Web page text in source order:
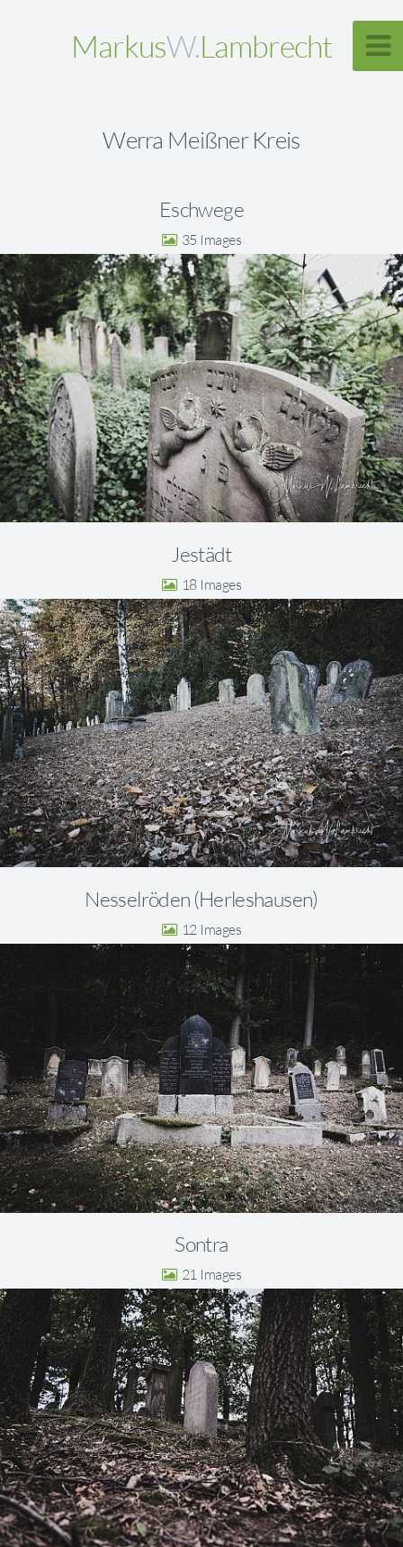
MarkusW.Lambrecht
Werra Meißner Kreis
Eschwege
35
Jestädt
18
Nesselröden (Herleshausen)
12
Sontra
21